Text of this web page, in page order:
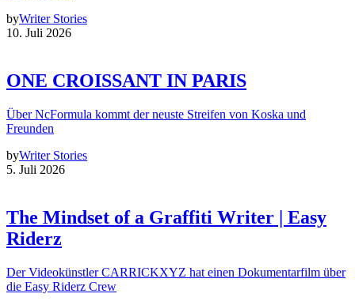
byWriter Stories
10. Juli 2026
ONE CROISSANT IN PARIS
Über NcFormula kommt der neuste Streifen von Koska und
Freunden
byWriter Stories
5. Juli 2026
The Mindset of a Graffiti Writer | Easy
Riderz
Der Videokünstler CARRICKXYZ hat einen Dokumentarfilm über
die Easy Riderz Crew